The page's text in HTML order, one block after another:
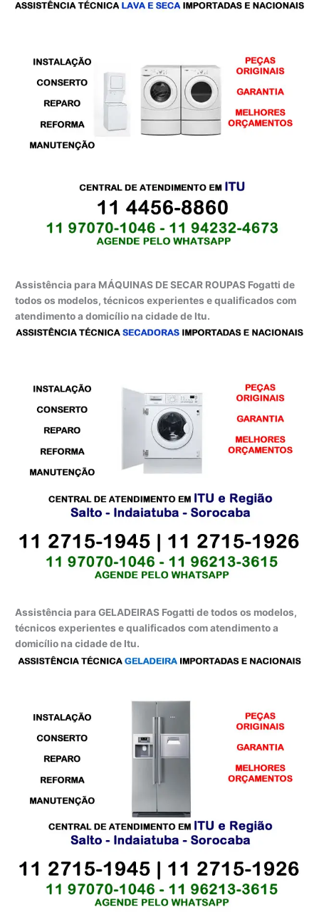
Assistência para MÁQUINAS DE SECAR ROUPAS Fogatti de
todos os modelos, técnicos experientes e qualificados com
atendimento a domicílio na cidade de Itu.
Assistência para GELADEIRAS Fogatti de todos os modelos,
técnicos experientes e qualificados com atendimento a
domicílio na cidade de Itu.